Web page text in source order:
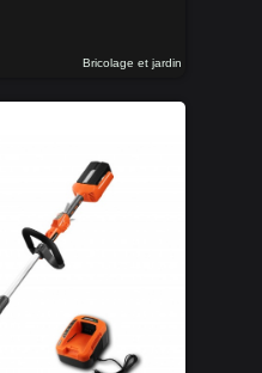
Bricolage et jardin